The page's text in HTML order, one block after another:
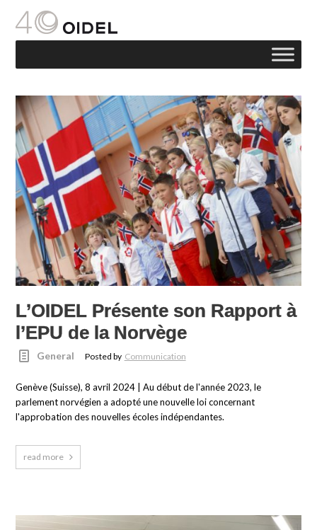
L’OIDEL Présente son Rapport à
l’EPU de la Norvège
General Posted by Communication
Genève (Suisse), 8 avril 2024 | Au début de l'année 2023, le
parlement norvégien a adopté une nouvelle loi concernant
l'approbation des nouvelles écoles indépendantes.
read more